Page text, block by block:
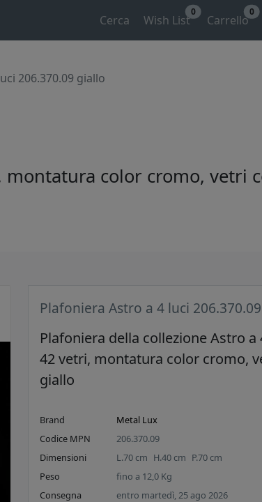
Cerca Wish List
0
Carrello
0
206.370.09 giallo
montatura color cromo, vetri
Plafoniera Astro a 4 luci
Plafoniera della collezione Astro a
42 vetri, montatura color cromo,
giallo
Brand
Metal Lux
Codice MPN
206.370.09
Dimensioni
L.70 cm H.40 cm P.70 cm
Peso
fino a 12,0 Kg
Consegna
entro martedì, 25 ago 2026